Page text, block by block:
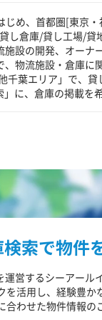
じめ、首都圏[東
し倉庫/貸し工場/
設の開発、オー
物流施設・倉庫
千葉エリア」で、
」に、倉庫の掲載
検索で物件
運営するシーアール
を活用し、経験豊か
合わせた物件情報の